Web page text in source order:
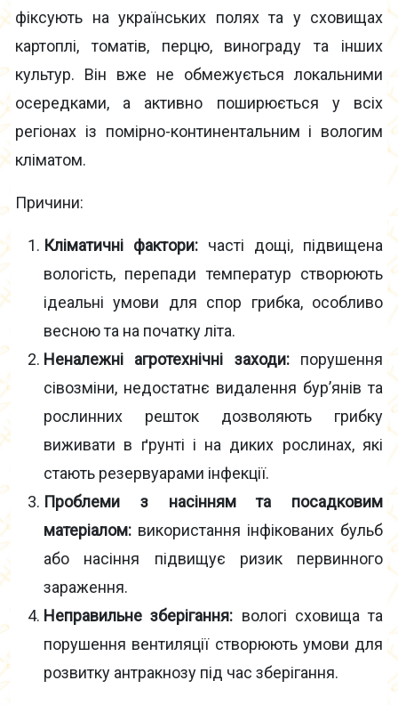
фіксують на українських полях та у сховищах
картоплі, томатів, перцю, винограду та інших
культур. Він вже не обмежується локальними
осередками, а активно поширюється у всіх
регіонах із помірно-континентальним і вологим
кліматом.
Причини:
Кліматичні фактори: часті дощі, підвищена
вологість, перепади температур створюють
ідеальні умови для спор грибка, особливо
весною та на початку літа.
Неналежні агротехнічні заходи:порушення
сівозміни, недостатнє видалення бур’янів та
рослинних решток дозволяють грибку
виживати в ґрунті і на диких рослинах, які
стають резервуарами інфекції.
Проблеми з насінням та посадковим
матеріалом: використання інфікованих бульб
або насіння підвищує ризик первинного
зараження.
Неправильне зберігання: вологі сховища та
порушення вентиляції створюють умови для
розвитку антракнозу під час зберігання.